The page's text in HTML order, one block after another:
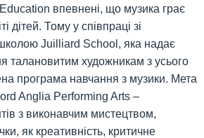
впевнені, що музика грає
дітей. Тому у співпраці зі
школою Juilliard School, яка надає
талановитим художникам з усього
програма навчання з музики. Мета
Anglia Performing Arts –
з виконавчим мистецтвом,
як креативність, критичне